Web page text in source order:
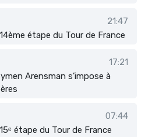
21:47
étape du Tour de France
17:21
Arensman s’impose à
07:44
étape du Tour de France